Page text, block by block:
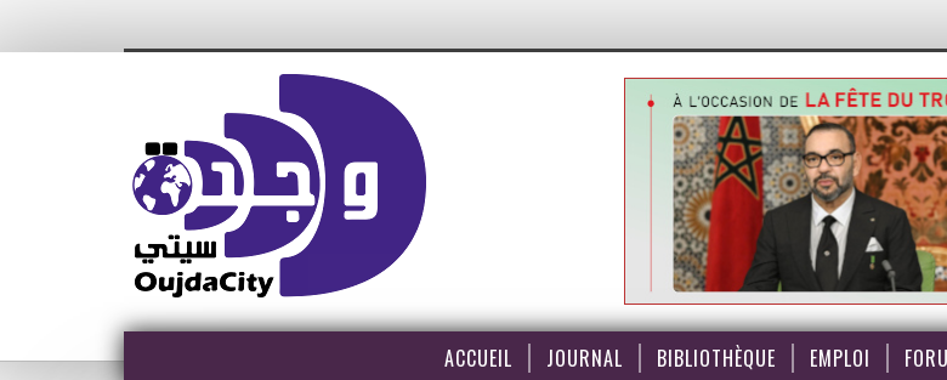
ACCUEIL JOURNAL BIBLIOTHÈQUE EMPLOI